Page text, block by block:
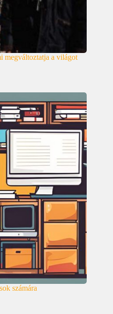
megváltoztatja a világot
számára